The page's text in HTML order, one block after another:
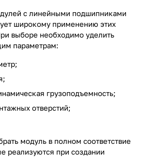
с линейными подшипниками
широкому применению этих
выборе необходимо уделить
параметрам:
грузоподъемность;
отверстий;
модуль в полном соответствие
реализуются при создании